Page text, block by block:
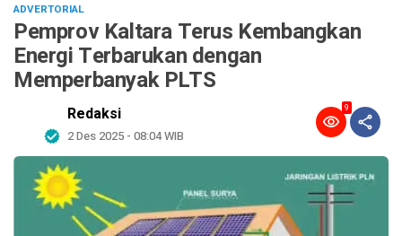
ADVERTORIAL
Pemprov Kaltara Terus Kembangkan
Energi Terbarukan dengan
Memperbanyak PLTS
Redaksi
2 Des 2025 - 08:04 WIB
9